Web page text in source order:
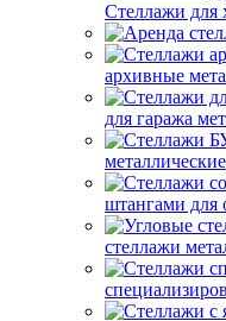
Стеллажи для
архивные
для гаража
металлические
штангами для
стеллажи